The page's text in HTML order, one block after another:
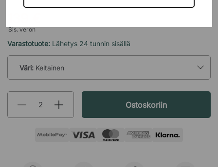
Sis. veron
Varastotuote: Lähetys 24 tunnin sisällä
Väri: Keltainen
Ostoskoriin